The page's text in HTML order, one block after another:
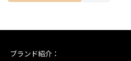
ブランド紹介：